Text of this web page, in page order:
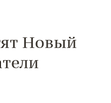
Новый